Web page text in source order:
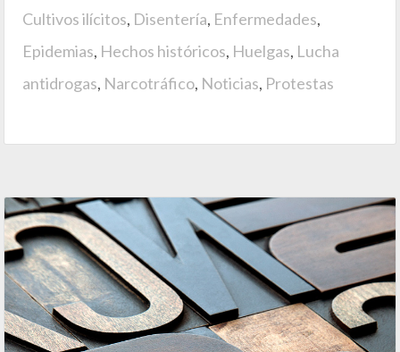
Cultivos ilícitos, Disentería, Enfermedades,
Epidemias, Hechos históricos, Huelgas, Lucha
antidrogas, Narcotráfico, Noticias, Protestas